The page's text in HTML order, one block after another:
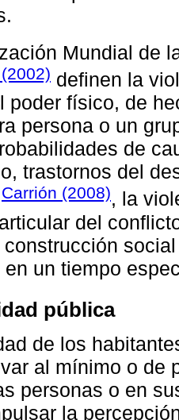
Mundial de
definen la
poder físico, de
persona o un
de
trastornos del
Carrión (2008), la
del
un tiempo
pública
de los
al mínimo o de
personas o en
la